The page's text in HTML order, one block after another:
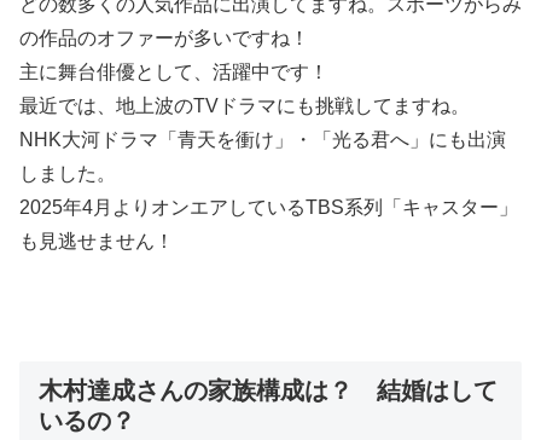
の作品のオファーが多いですね！
主に舞台俳優として、活躍中です！
最近では、地上波のTVドラマにも挑戦してますね。
NHK大河ドラマ「青天を衝け」・「光る君へ」にも出演
しました。
2025年4月よりオンエアしているTBS系列「キャスター」
も見逃せません！
木村達成さんの家族構成は？ 結婚はして
いるの？